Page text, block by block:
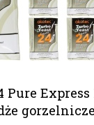
Pure Express
gorzelnicze